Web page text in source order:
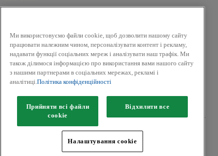
Суміші трав
До солодких страв і напоїв
Смак Вогню
Приправи для засолки та маринування
Гірчиця
Twitter
право © 2026 Kamis (McCormick & Company, Inc).
Всі права захищені.
Політика конфіденційності
Положення та умови
Ми використовуємо файли cookie, щоб дозволити нашому сайту
працювати належним чином, персоналізувати контент і рекламу,
надавати функції соціальних мереж і аналізувати наш трафік. Ми
також ділимося інформацією про використання вами нашого сайту
з нашими партнерами в соціальних мережах, рекламі і
аналітиці. Політика конфіденційності
Прийняти всі файли
сookie
Відхилити все
Налаштування cookie